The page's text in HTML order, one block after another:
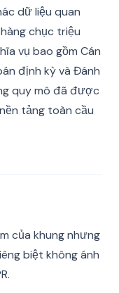
dữ liệu quan
chục triệu
vụ bao gồm Cán
định kỳ và Đánh
quy mô đã được
tảng toàn cầu
của khung nhưng
biệt không ánh